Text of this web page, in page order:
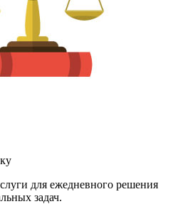
для ежедневного решения
задач.